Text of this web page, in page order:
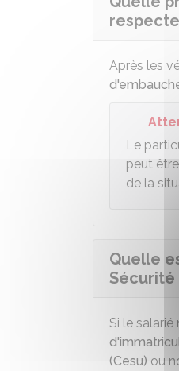
Après les
Le
peut
de la
Quelle
Sécurité
Si le
(Cesu) ou